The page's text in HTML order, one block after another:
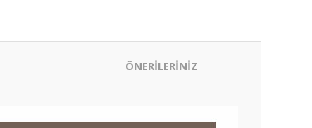
ÖNERİLERİNİZ